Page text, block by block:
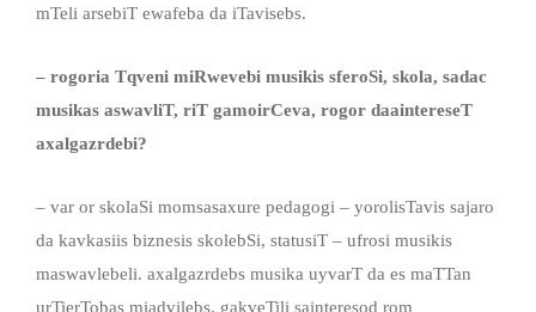
mTeli arsebiT ewafeba da iTavisebs.
– rogoria Tqveni miRwevebi musikis sferoSi, skola, sadac
musikas aswavliT, riT gamoirCeva, rogor daaintereseT
axalgazrdebi?
– var or skolaSi momsasaxure pedagogi – yorolisTavis sajaro
da kavkasiis biznesis skolebSi, statusiT – ufrosi musikis
maswavlebeli. axalgazrdebs musika uyvarT da es maTTan
urTierTobas miadvilebs. gakveTili sainteresod rom